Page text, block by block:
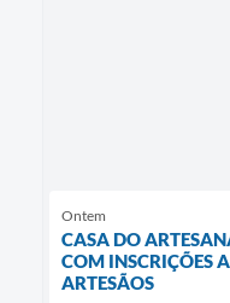
Ontem
CASA DO
COM INSCRIÇÕES
ARTESÃOS